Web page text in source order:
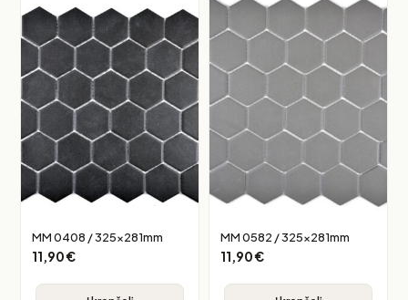
MM 0408 / 325x281mm
11,90€
MM 0582 / 325x281mm
11,90€